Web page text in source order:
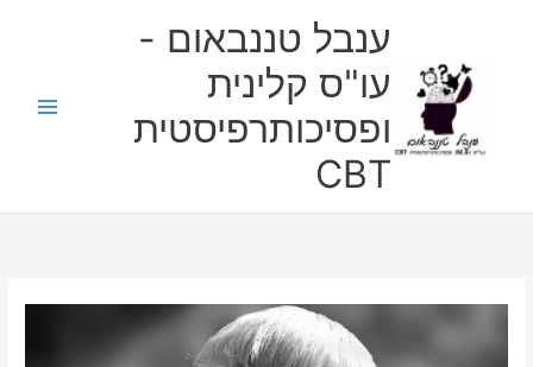
ענבל טננבאום -
עו"ס קלינית
ופסיכותרפיסטית
CBT